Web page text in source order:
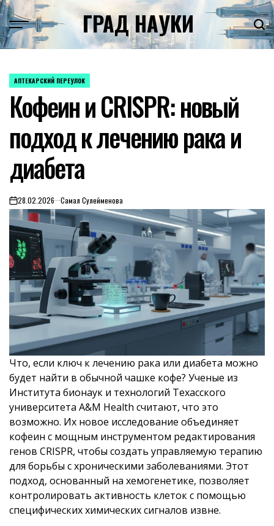
Skip
to
content
ГРАД НАУКИ
POSTED
АПТЕКАРСКИЙ ПЕРЕУЛОК
Кофеин и CRISPR: новый
подход к лечению рака и
диабета
on28.02.2026 Самал Сулейменова
Что, если ключ к лечению рака или диабета можно
будет найти в обычной чашке кофе? Ученые из
Института бионаук и технологий Техасского
университета A&M Health считают, что это
возможно. Их новое исследование объединяет
кофеин с мощным инструментом редактирования
генов CRISPR, чтобы создать управляемую терапию
для борьбы с хроническими заболеваниями. Этот
подход, основанный на хемогенетике, позволяет
контролировать активность клеток с помощью
специфических химических сигналов извне.